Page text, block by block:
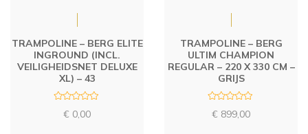
TRAMPOLINE – BERG ELITE
INGROUND (INCL.
VEILIGHEIDSNET DELUXE
XL) – 43
€ 0,00
TRAMPOLINE – BERG
ULTIM CHAMPION
REGULAR – 220 X 330 CM –
GRIJS
a€ 899,00